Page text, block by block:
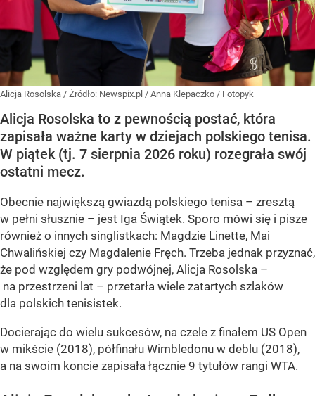
Alicja Rosolska / Źródło: Newspix.pl / Anna Klepaczko / Fotopyk
Alicja Rosolska to z pewnością postać, która
zapisała ważne karty w dziejach polskiego tenisa.
W piątek (tj. 7 sierpnia 2026 roku) rozegrała swój
ostatni mecz.
Obecnie największą gwiazdą polskiego tenisa – zresztą
w pełni słusznie – jest Iga Świątek. Sporo mówi się i pisze
również o innych singlistkach: Magdzie Linette, Mai
Chwalińskiej czy Magdalenie Fręch. Trzeba jednak przyznać,
że pod względem gry podwójnej, Alicja Rosolska –
na przestrzeni lat – przetarła wiele zatartych szlaków
dla polskich tenisistek.
Docierając do wielu sukcesów, na czele z finałem US Open
w mikście (2018), półfinału Wimbledonu w deblu (2018),
a na swoim koncie zapisała łącznie 9 tytułów rangi WTA.